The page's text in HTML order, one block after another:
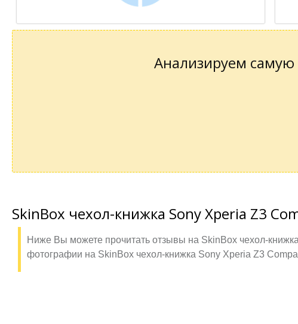
Анализируем самую
SkinBox чехол-книжка Sony Xperia Z3
Ниже Вы можете прочитать отзывы на SkinBox чехол-
фотографии на SkinBox чехол-книжка Sony Xperia Z3